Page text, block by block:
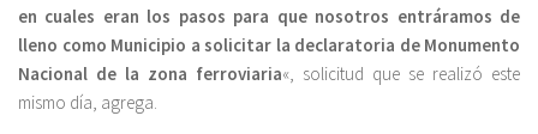
en cuales eran los pasos para que nosotros entráramos de
lleno como Municipio a solicitar la declaratoria de Monumento
Nacional de la zona ferroviaria«, solicitud que se realizó este
mismo día, agrega.